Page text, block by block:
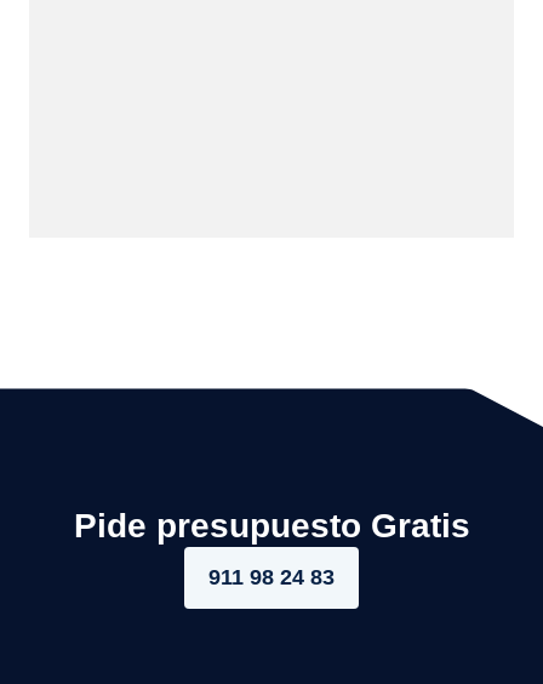
Pide presupuesto Gratis
911 98 24 83